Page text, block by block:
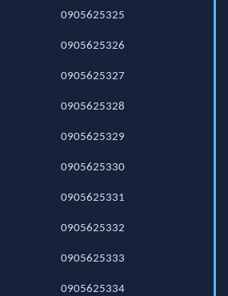
0905625325
0905625326
0905625327
0905625328
0905625329
0905625330
0905625331
0905625332
0905625333
0905625334